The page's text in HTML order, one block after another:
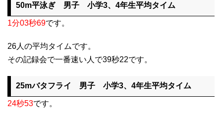
50m平泳ぎ 男子 小学3、4年生平均タイム
1分03秒69です。
26人の平均タイムです。
その記録会で一番速い人で39秒22です。
25mバタフライ 男子 小学3、4年生平均タイム
24秒53です。